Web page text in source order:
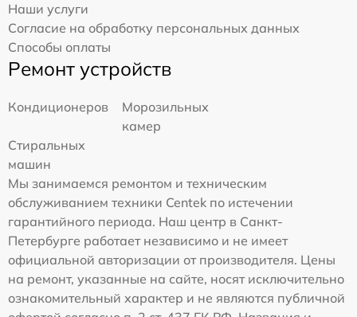
Наши услуги
Согласие на обработку персональных данных
Способы оплаты
Ремонт устройств
Кондиционеров
Морозильных
камер
Стиральных
машин
Мы занимаемся ремонтом и техническим
обслуживанием техники Centek по истечении
гарантийного периода. Наш центр в Санкт-
Петербурге работает независимо и не имеет
официальной авторизации от производителя. Цены
на ремонт, указанные на сайте, носят исключительно
ознакомительный характер и не являются публичной